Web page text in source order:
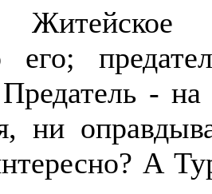
Житейское
его;
-
ни
А